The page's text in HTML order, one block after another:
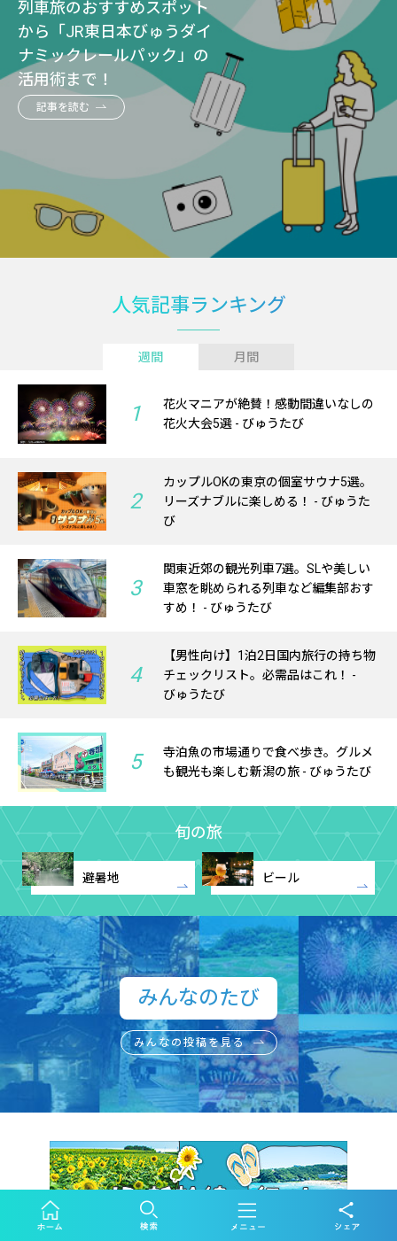
列車旅のおすすめスポット
から「JR東日本びゅうダイ
ナミックレールパック」の
活用術まで！
記事を読む
人気記事ランキング
週間 月間
1
花火マニアが絶賛！感動間違いなしの
花火大会5選 - びゅうたび
2
カップルOKの東京の個室サウナ5選。
リーズナブルに楽しめる！ - びゅうた
び
3
関東近郊の観光列車7選。SLや美しい
車窓を眺められる列車など編集部おす
すめ！ - びゅうたび
4
【男性向け】1泊2日国内旅行の持ち物
チェックリスト。必需品はこれ！ -
びゅうたび
5
寺泊魚の市場通りで食べ歩き。グルメ
も観光も楽しむ新潟の旅 - びゅうたび
旬の旅
避暑地 ビール
みんなのたび​
みんなの投稿を見る